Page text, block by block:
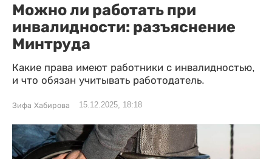
Можно ли работать при
инвалидности: разъяснение
Минтруда
Какие права имеют работники с инвалидностью,
и что обязан учитывать работодатель.
Зифа Хабирова 15.12.2025, 18:18